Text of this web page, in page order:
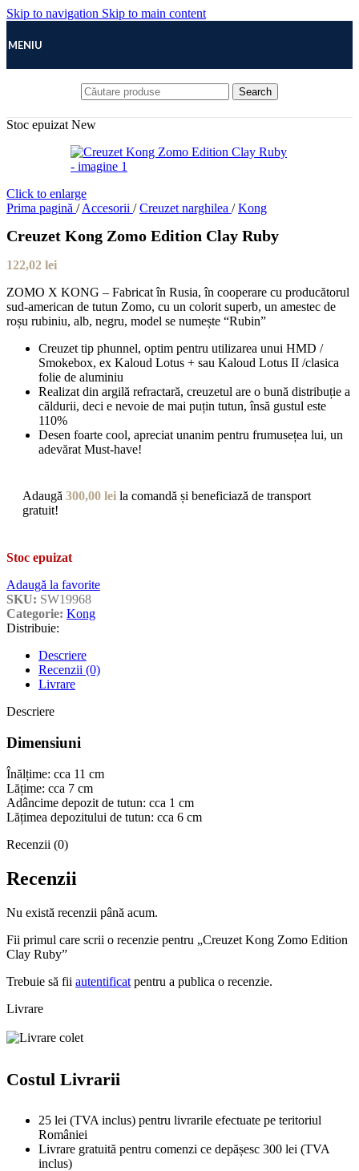
Skip to navigation Skip to main content
MENIU
Search
Stoc epuizat New
Click to enlarge
Prima pagină / Accesorii / Creuzet narghilea / Kong
Creuzet Kong Zomo Edition Clay Ruby
122,02 lei
ZOMO X KONG – Fabricat în Rusia, în cooperare cu producătorul
sud-american de tutun Zomo, cu un colorit superb, un amestec de
roșu rubiniu, alb, negru, model se numește “Rubin”
Creuzet tip phunnel, optim pentru utilizarea unui HMD /
Smokebox, ex Kaloud Lotus + sau Kaloud Lotus II /clasica
folie de aluminiu
Realizat din argilă refractară, creuzetul are o bună distribuție a
căldurii, deci e nevoie de mai puțin tutun, însă gustul este
110%
Desen foarte cool, apreciat unanim pentru frumusețea lui, un
adevărat Must-have!
Adaugă 300,00 lei la comandă și beneficiază de transport
gratuit!
Stoc epuizat
Adaugă la favorite
SKU: SW19968
Categorie: Kong
Distribuie:
Descriere
Recenzii (0)
Livrare
Descriere
Dimensiuni
Înălțime: cca 11 cm
Lățime: cca 7 cm
Adâncime depozit de tutun: cca 1 cm
Lățimea depozitului de tutun: cca 6 cm
Recenzii (0)
Recenzii
Nu există recenzii până acum.
Fii primul care scrii o recenzie pentru „Creuzet Kong Zomo Edition
Clay Ruby”
Trebuie să fii autentificat pentru a publica o recenzie.
Livrare
Costul Livrarii
25 lei (TVA inclus) pentru livrarile efectuate pe teritoriul
României
Livrare gratuită pentru comenzi ce depășesc 300 lei (TVA
inclus)